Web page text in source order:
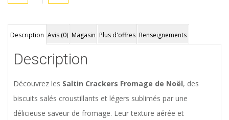
Description Avis (0) Magasin Plus d'offres Renseignements
Description
Découvrez les Saltin Crackers Fromage de Noël, des
biscuits salés croustillants et légers sublimés par une
délicieuse saveur de fromage. Leur texture aérée et